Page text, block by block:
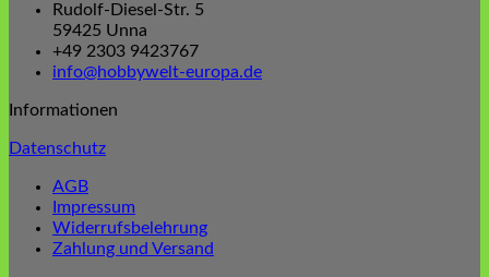
Rudolf-Diesel-Str. 5
59425 Unna
+49 2303 9423767
info@hobbywelt-europa.de
Informationen
Datenschutz
AGB
Impressum
Widerrufsbelehrung
Zahlung und Versand